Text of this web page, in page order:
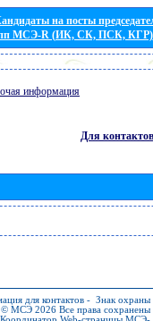
на посты
МСЭ-R (ИК, СК, ПСК, КГР)
информация
Для контактов
для контактов - Знак охраны
© МСЭ 2026 Все права сохранены